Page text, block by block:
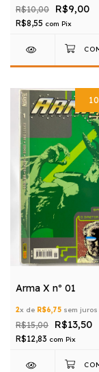
R$10,00 R$9,00
R$8,55 com Pix
10
Arma X nº 01
2x de R$6,75 sem juros
R$15,00 R$13,50
R$12,83 com Pix